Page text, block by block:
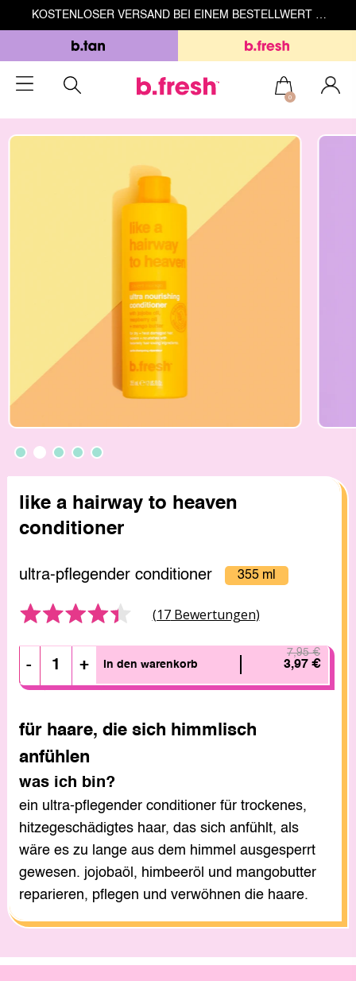
KOSTENLOSER VERSAND BEI EINEM BESTELLWERT ÜBER 49 €
0
like a hairway to heaven
conditioner
ultra-pflegender conditioner 355 ml
Bewertet
mit
4.4
von
5
Click
go
to
reviews
(17Bewertungen)
- + in den warenkorb 3,97 €
7,95 €
für haare, die sich himmlisch
anfühlen
was ich bin?
ein ultra-pflegender conditioner für trockenes,
hitzegeschädigtes haar, das sich anfühlt, als
wäre es zu lange aus dem himmel ausgesperrt
gewesen. jojobaöl, himbeeröl und mangobutter
reparieren, pflegen und verwöhnen die haare.